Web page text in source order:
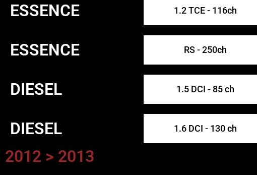
ESSENCE
1.2 TCE - 116ch
ESSENCE RS - 250ch
DIESEL 1.5 DCI - 85 ch
DIESEL 1.6 DCI - 130 ch
2012 > 2013